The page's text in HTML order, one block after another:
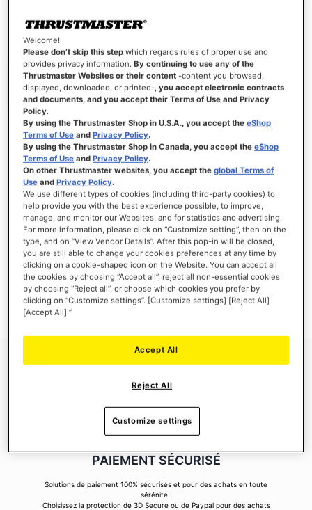
Afficher le mot de passe
SE CONNECTER
Mot de passe oublié ?
NOUVEAUX CLIENTS
Créer un compte a de nombreux avantages : commander plus rapidement, enregistrer
plusieurs adresses, suivre vos commandes et plus encore.
CRÉER UN COMPTE
PAIEMENT SÉCURISÉ
Solutions de paiement 100% sécurisés et pour des achats en toute
sérénité !
Choisissez la protection de 3D Secure ou de Paypal pour des achats
Welcome!
Please don’t skip this step which regards rules of proper use and
provides privacy information.By continuing to use any of the
Thrustmaster Websites or their content -content you browsed,
displayed, downloaded, or printed-,you accept electronic contracts
and documents, and you accept their Terms of Use and Privacy
Policy.
By using the Thrustmaster Shop in U.S.A., you accept theeShop
Terms of Use andPrivacy Policy.
By using the Thrustmaster Shop in Canada, you accept theeShop
Terms of Use andPrivacy Policy.
On other Thrustmaster websites, you accept theglobal Terms of
Use andPrivacy Policy.
We use different types of cookies (including third-party cookies) to
help provide you with the best experience possible, to improve,
manage, and monitor our Websites, and for statistics and advertising.
For more information, please click on “Customize setting”, then on the
type, and on “View Vendor Details”. After this pop-in will be closed,
you are still able to change your cookies preferences at any time by
clicking on a cookie-shaped icon on the Website. You can accept all
the cookies by choosing “Accept all”, reject all non-essential cookies
by choosing “Reject all”, or choose which cookies you prefer by
clicking on “Customize settings”. [Customize settings] [Reject All]
[Accept All] ”
Reject All
Accept All
Customize settings